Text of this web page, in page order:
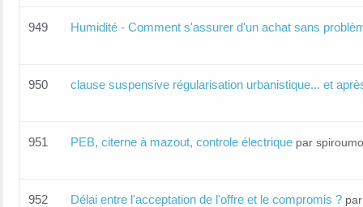
949 Humidité - Comment s'assurer d'un achat sans
950 clause suspensive régularisation urbanistique... et
951 PEB, citerne à mazout, controle électrique par
952 Délai entre l'acceptation de l'offre et le compromis ?